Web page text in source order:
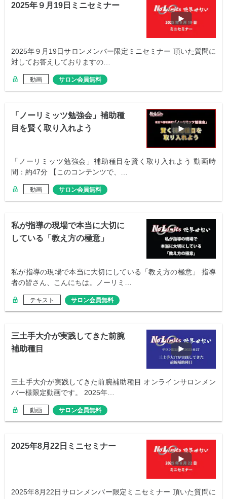
2025年９月19日ミニセミナー
2025年９月19日サロンメンバー限定ミニセミナー 頂いた質問に
対してお答えしておりますの…
動画 サロン会員無料
「ノーリミッツ勉強会」補助種
目を賢く取り入れよう
「ノーリミッツ勉強会」補助種目を賢く取り入れよう 動画時
間：約47分 【このコンテンツで、…
動画 サロン会員無料
私が指導の現場で本当に大切に
している「教え方の極意」
私が指導の現場で本当に大切にしている「教え方の極意」 指導
者の皆さん、こんにちは。ノーリミ…
テキスト サロン会員無料
三土手大介が実践してきた前腕
補助種目
三土手大介が実践してきた前腕補助種目 オンラインサロンメン
バー様限定動画です。 2025年…
動画 サロン会員無料
2025年8月22日ミニセミナー
2025年8月22日サロンメンバー限定ミニセミナー 頂いた質問に